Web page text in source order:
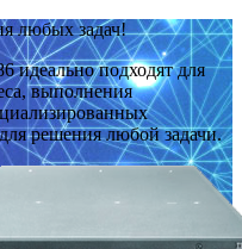
любых задач!
идеально подходят для
выполнения
решения любой задачи.